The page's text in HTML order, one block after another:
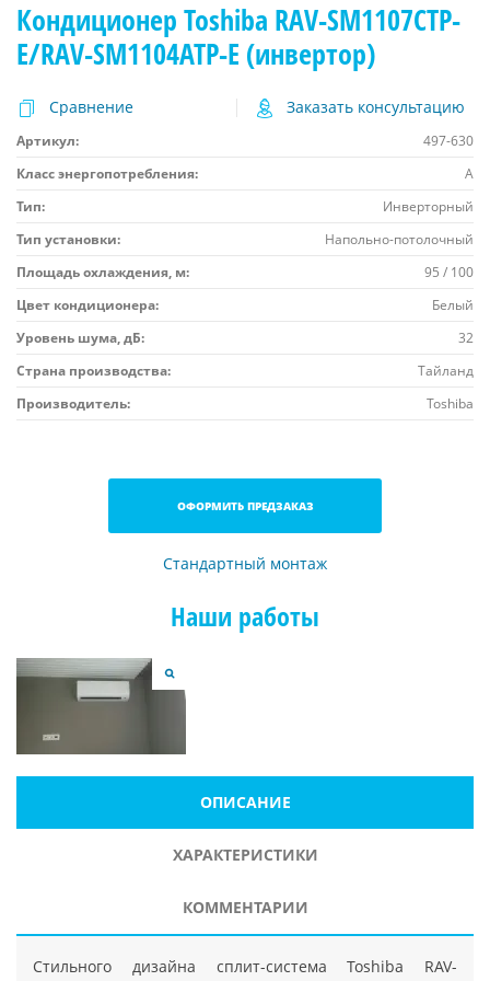
Кондиционер Toshiba RAV-SM1107CTP-
E/RAV-SM1104ATP-E (инвертор)
Сравнение Заказать консультацию
Артикул:
497-630
Класс энергопотребления:
A
Тип:
Инверторный
Тип установки:
Напольно-потолочный
Площадь охлаждения, м:
95 / 100
Цвет кондиционера:
Белый
Уровень шума, дБ:
32
Страна производства:
Тайланд
Производитель:
Toshiba
ОФОРМИТЬ ПРЕДЗАКАЗ
Стандартный монтаж
Наши работы
ОПИСАНИЕ
ХАРАКТЕРИСТИКИ
КОММЕНТАРИИ
Стильного дизайна сплит-система Toshiba RAV-